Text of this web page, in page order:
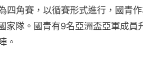
四角賽，以循賽形式進行，國青
家隊。國青有9名亞洲盃亞軍成員
。